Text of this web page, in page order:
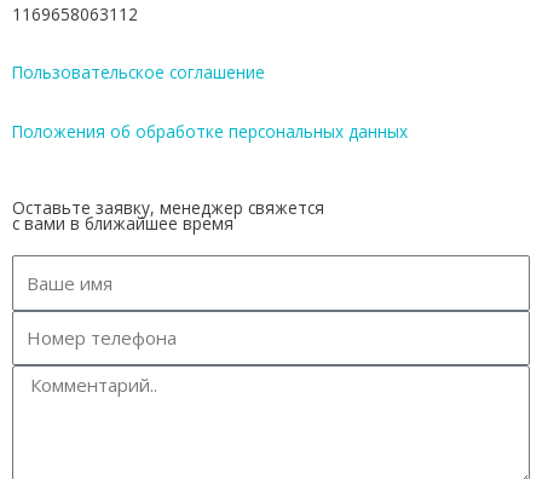
1169658063112
Пользовательское соглашение
Положения об обработке персональных данных
Оставьте заявку, менеджер свяжется
с вами в ближайшее время